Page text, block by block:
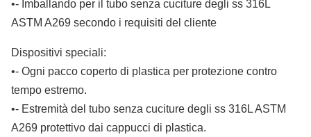
•- Imballando per il tubo senza cuciture degli ss 316L
ASTM A269 secondo i requisiti del cliente
Dispositivi speciali:
•- Ogni pacco coperto di plastica per protezione contro
tempo estremo.
•- Estremità del tubo senza cuciture degli ss 316L ASTM
A269 protettivo dai cappucci di plastica.